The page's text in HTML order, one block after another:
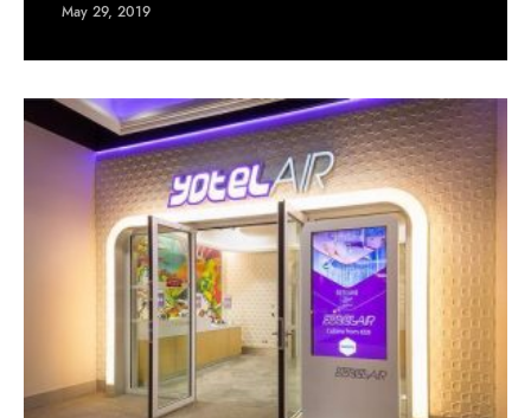
May 29, 2019